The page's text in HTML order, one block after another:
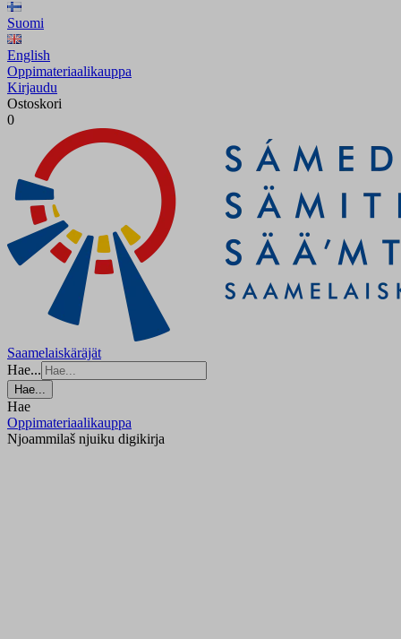
Suomi
English
Oppimateriaalikauppa
Kirjaudu
Ostoskori
0
Saamelaiskäräjät
Hae...
Hae...
Hae
Oppimateriaalikauppa
Njoammilaš njuiku digikirja